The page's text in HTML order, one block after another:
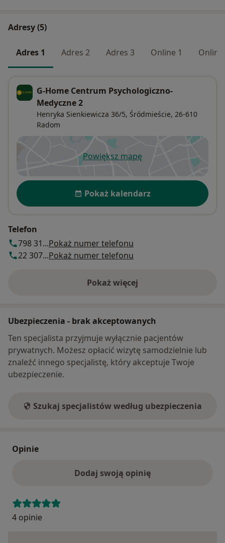
Adresy (5)
Adres 1 Adres 2 Adres 3 Online 1 Online
G-Home Centrum Psychologiczno-
Medyczne 2
Henryka Sienkiewicza 36/5, Śródmieście, 26-610
Radom
Powiększ mapęotwiera się w nowej karcie
Dostępność
Pokaż kalendarz
Telefon
798 31...Pokaż numer telefonu
22 307...Pokaż numer telefonu
Pokaż więcej
o adresie
Ubezpieczenia - brak akceptowanych
Ten specjalista przyjmuje wyłącznie pacjentów
prywatnych. Możesz opłacić wizytę samodzielnie lub
znaleźć innego specjalistę, który akceptuje Twoje
ubezpieczenie.
Szukaj specjalistów według ubezpieczenia
Opinie
Dodaj swoją opinię
4 opinie